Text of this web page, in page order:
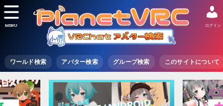
ワールド検索 アバター検索 グループ検索 このサイトについて
ログイン
MENU